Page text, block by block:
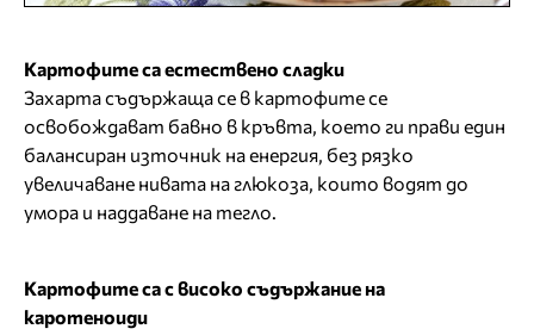
Картофите са естествено сладки
Захарта съдържаща се в картофите се
освобождават бавно в кръвта, което ги прави един
балансиран източник на енергия, без рязко
увеличаване нивата на глюкоза, които водят до
умора и наддаване на тегло.
Картофите са с високо съдържание на
каротеноиди